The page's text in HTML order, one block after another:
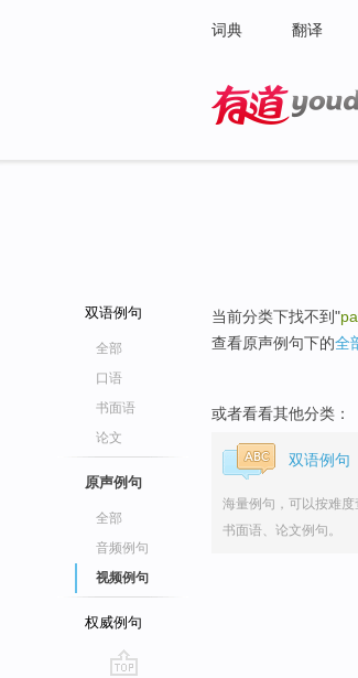
词典 翻译
双语例句
全部
口语
书面语
论文
原声例句
全部
音频例句
视频例句
权威例句
当前分类下找不到"
查看原声例句下的全
或者看看其他分类：
双语例句
海量例句，可以按难度
书面语、论文例句。